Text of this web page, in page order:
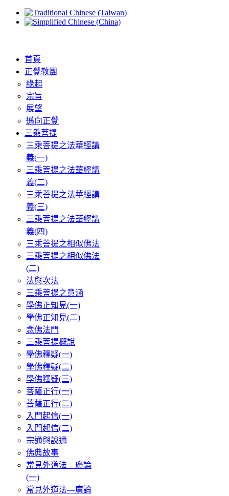
首頁
正覺教團
緣起
宗旨
展望
邁向正覺
三乘菩提
三乘菩提之法華經講
義(一)
三乘菩提之法華經講
義(二)
三乘菩提之法華經講
義(三)
三乘菩提之法華經講
義(四)
三乘菩提之相似佛法
三乘菩提之相似佛法
(二)
法與次法
三乘菩提之意涵
學佛正知見(一)
學佛正知見(二)
念佛法門
三乘菩提概說
學佛釋疑(一)
學佛釋疑(二)
學佛釋疑(三)
菩薩正行(一)
菩薩正行(二)
入門起信(一)
入門起信(二)
宗通與說通
佛典故事
常見外道法—廣論
(一)
常見外道法—廣論